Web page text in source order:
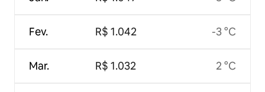
Fev.
Mar.
R$ 1.042
R$ 1.032
-3 °C
2 °C